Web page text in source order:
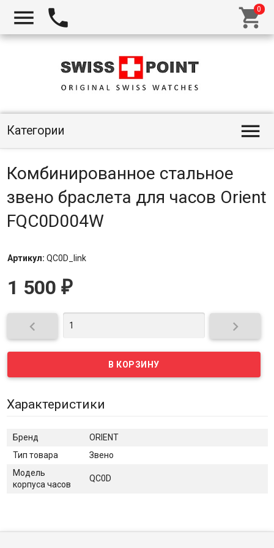
  
Категории 
Комбинированное стальное
звено браслета для часов Orient
FQC0D004W
Артикул: QC0D_link
1 500 ₽
 
Характеристики
Бренд
ORIENT
Тип товара
Звено
Модель
корпуса часов
QC0D